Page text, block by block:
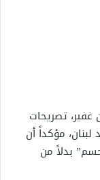
غفير، تصريحات
مؤكداً أن
بدلاً من